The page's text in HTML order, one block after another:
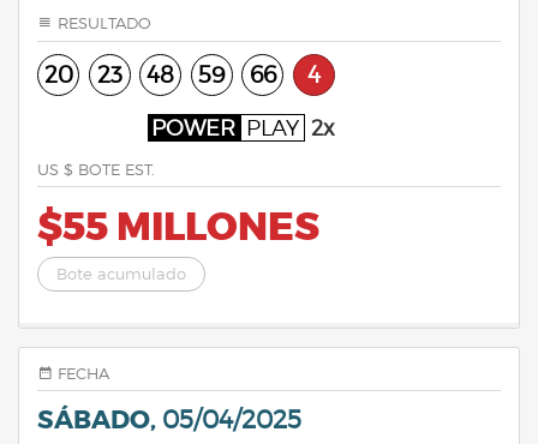
RESULTADO
20 23 48 59 66 4
POWER PLAY 2x
US $ BOTE EST.
$55 MILLONES
Bote acumulado
FECHA
SÁBADO, 05/04/2025